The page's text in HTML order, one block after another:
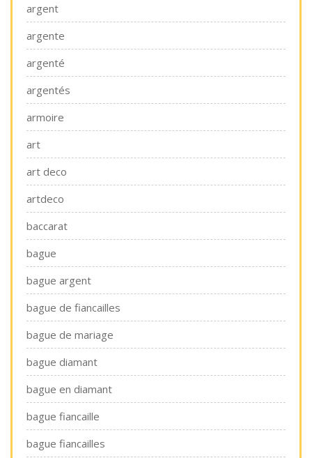
argent
argente
argenté
argentés
armoire
art
art deco
artdeco
baccarat
bague
bague argent
bague de fiancailles
bague de mariage
bague diamant
bague en diamant
bague fiancaille
bague fiancailles